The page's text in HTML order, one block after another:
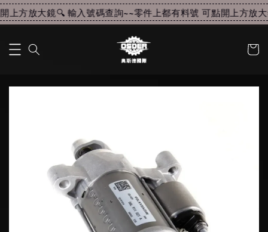
上方放大鏡🔍 輸入號碼查詢~~零件上都有料號 可點開上方放大